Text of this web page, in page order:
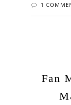
1
Fan